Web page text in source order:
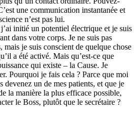
une communication instantanée et
n’est pas lui.
initié un potentiel électrique et je suis
dans votre corps. Je ne suis pas
mais je suis conscient de quelque chose
a été activé. Mais qu’est-ce que
qui existe – la Cause. Je
Pourquoi je fais cela ? Parce que moi
devenez un de mes patients, et que je
la manière la plus efficace possible,
le Boss, plutôt que le secrétaire ?